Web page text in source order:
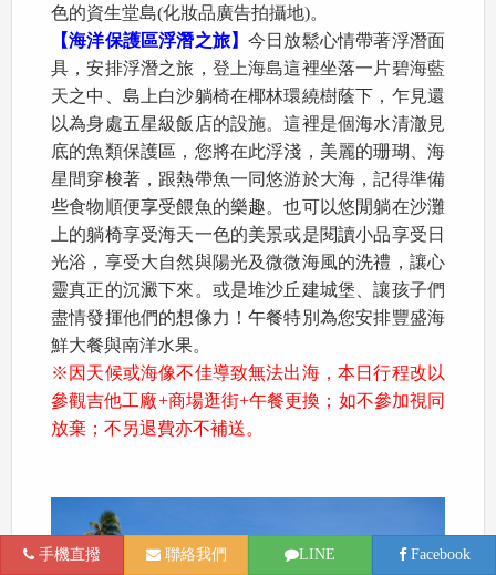
色的資生堂島(化妝品廣告拍攝地)。
【海洋保護區浮潛之旅】今日放鬆心情帶著浮潛面
具，安排浮潛之旅 ，登上海島這裡坐落一片碧海藍
天之中、島上白沙躺椅在椰林環繞樹蔭下，乍見還
以為身處五星級飯店的設施。這裡是個海水清澈見
底的魚類保護區，您將在此浮淺，美麗的珊瑚、海
星間穿梭著，跟熱帶魚一同悠游於大海，記得準備
些食物順便享受餵魚的樂趣。也可以悠閒躺在沙灘
上的躺椅享受海天一色的美景或是閱讀小品享受日
光浴，享受大自然與陽光及微微海風的洗禮，讓心
靈真正的沉澱下來。或是堆沙丘建城堡、讓孩子們
盡情發揮他們的想像力！午餐特別為您安排豐盛海
鮮大餐與南洋水果。
※因天候或海像不佳導致無法出海，本日行程改以
參觀吉他工廠+商場逛街+午餐更換；如不參加視同
放棄；不另退費亦不補送。
手機直撥 聯絡我們 LINE Facebook